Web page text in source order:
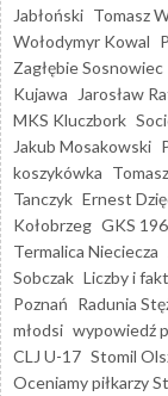
Jabłoński Tomasz
Wołodymyr Kowal
Zagłębie Sosnowiec
Kujawa
Jarosław
MKS Kluczbork
Jakub Mosakowski
koszykówka
Tanczyk Ernest
Kołobrzeg GKS
Termalica Nieciecza
Sobczak Liczby i
Poznań Radunia
młodsi wypowiedź
CLJ U-17 Stomil
Oceniamy piłkarzy